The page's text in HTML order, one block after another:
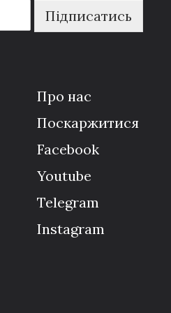
Підписатись
Про нас
Поскаржитися
Facebook
Youtube
Telegram
Instagram